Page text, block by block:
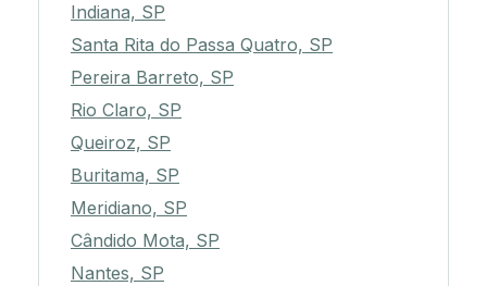
Indiana, SP
Santa Rita do Passa Quatro, SP
Pereira Barreto, SP
Rio Claro, SP
Queiroz, SP
Buritama, SP
Meridiano, SP
Cândido Mota, SP
Nantes, SP